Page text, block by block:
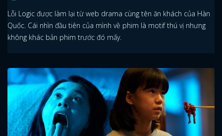
Lỗi Logic được làm lại từ web drama cùng tên ăn khách của Hàn
Quốc. Cái nhìn đầu tiên của mình về phim là motif thú vị nhưng
không khác bản phim trước đó mấy.